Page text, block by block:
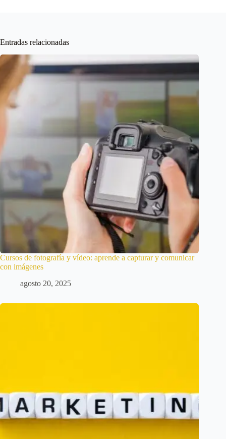
Entradas relacionadas
Cursos de fotografía y vídeo: aprende a capturar y comunicar
con imágenes
agosto 20, 2025